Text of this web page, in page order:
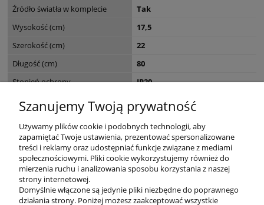
Źródło światła w komplecie
Tak
Wysokość (cm)
17,5
Szerokość (cm)
22
Długość (cm)
80
Stopień ochrony
IP20
Seria
MAX LED
KONTAKT
Szanujemy Twoją prywatność
Używamy plików cookie i podobnych technologii, aby
zapamiętać Twoje ustawienia, prezentować spersonalizowane
treści i reklamy oraz udostępniać funkcje związane z mediami
społecznościowymi. Pliki cookie wykorzystujemy również do
mierzenia ruchu i analizowania sposobu korzystania z naszej
strony internetowej.
Domyślnie włączone są jedynie pliki niezbędne do poprawnego
działania strony. Poniżej możesz zaakceptować wszystkie